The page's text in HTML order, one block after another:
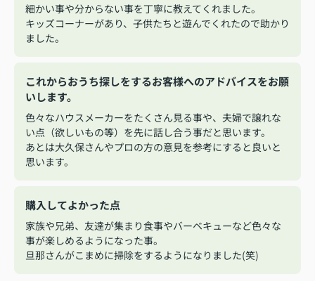
細かい事や分からない事を丁寧に教えてくれました。
キッズコーナーがあり、子供たちと遊んでくれたので助かり
ました。
これからおうち探しをするお客様へのアドバイスをお願
いします。
色々なハウスメーカーをたくさん見る事や、夫婦で譲れな
い点（欲しいもの等）を先に話し合う事だと思います。
あとは大久保さんやプロの方の意見を参考にすると良いと
思います。
購入してよかった点
家族や兄弟、友達が集まり食事やバーベキューなど色々な
事が楽しめるようになった事。
旦那さんがこまめに掃除をするようになりました(笑)